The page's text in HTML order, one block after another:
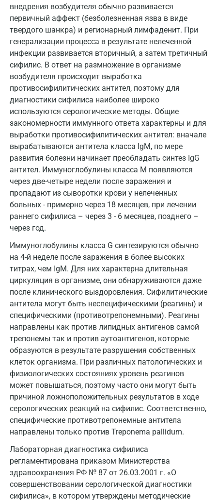
внедрения возбудителя обычно развивается
первичный аффект (безболезненная язва в виде
твердого шанкра) и регионарный лимфаденит. При
генерализации процесса в результате нелеченной
инфекции развивается вторичный, а затем третичный
сифилис. В ответ на размножение в организме
возбудителя происходит выработка
противосифилитических антител, поэтому для
диагностики сифилиса наиболее широко
используются серологические методы. Общие
закономерности иммунного ответа характерны и для
выработки противосифилитических антител: вначале
вырабатываются антитела класса IgМ, по мере
развития болезни начинает преобладать синтез IgG
антител. Иммуноглобулины класса М появляются
через две-четыре недели после заражения и
пропадают из сыворотки крови у нелеченных
больных - примерно через 18 месяцев, при лечении
раннего сифилиса – через 3 - 6 месяцев, позднего –
через год.
Иммуноглобулины класса G синтезируются обычно
на 4-й неделе после заражения в более высоких
титрах, чем IgМ. Для них характерна длительная
циркуляция в организме, они обнаруживаются даже
после клинического выздоровления. Сифилитические
антитела могут быть неспецифическими (реагины) и
специфическими (противотрепонемными). Реагины
направлены как против липидных антигенов самой
трепонемы так и против аутоантигенов, которые
образуются в результате разрушения собственных
клеток организма. При различных патологических и
физиологических состояниях уровень реагинов
может повышаться, поэтому часто они могут быть
причиной ложноположительных результатов в ходе
серологических реакций на сифилис. Соответственно,
специфические противотрепонемные антитела
направлены только против Treponema pallidum.
Лабораторная диагностика сифилиса
регламентирована приказом Министерства
здравоохранения РФ № 87 от 26.03.2001 г. «О
совершенствовании серологической диагностики
сифилиса», в котором утверждены методические
Москва
Санкт-Петербург
Нижний Новгород
Казань
Альметьевск
Апрелевка
Армавир
Астрахань
Балашиха
Барнаул
Брянск
Великий Новгород
Видное
Владимир
Волгоград
Волжский
Вологда
Воронеж
Всеволожск
Гатчина
Геленджик
Голубое
Дзержинск
Дзержинский
Дмитров